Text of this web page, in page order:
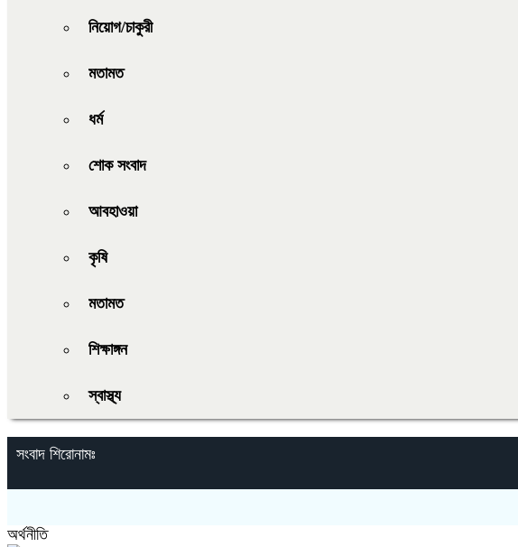
নিয়োগ/চাকুরী
মতামত
ধর্ম
শোক সংবাদ
আবহাওয়া
কৃষি
মতামত
শিক্ষাঙ্গন
স্বাস্থ্য
সংবাদ শিরোনামঃ
অর্থনীতি